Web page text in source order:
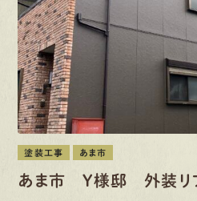
塗装工事 あま市
あま市 Y様邸 外装リ